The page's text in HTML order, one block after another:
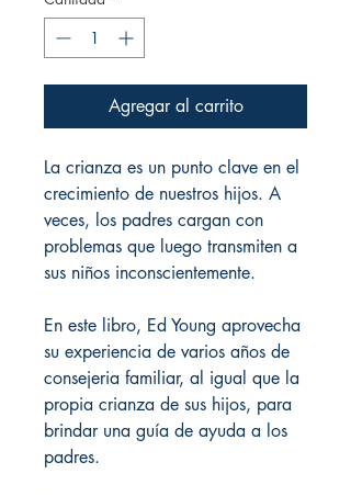
Agregar al carrito
La crianza es un punto clave en el
crecimiento de nuestros hijos. A
veces, los padres cargan con
problemas que luego transmiten a
sus niños inconscientemente.
En este libro, Ed Young aprovecha
su experiencia de varios años de
consejeria familiar, al igual que la
propia crianza de sus hijos, para
brindar una guía de ayuda a los
padres.